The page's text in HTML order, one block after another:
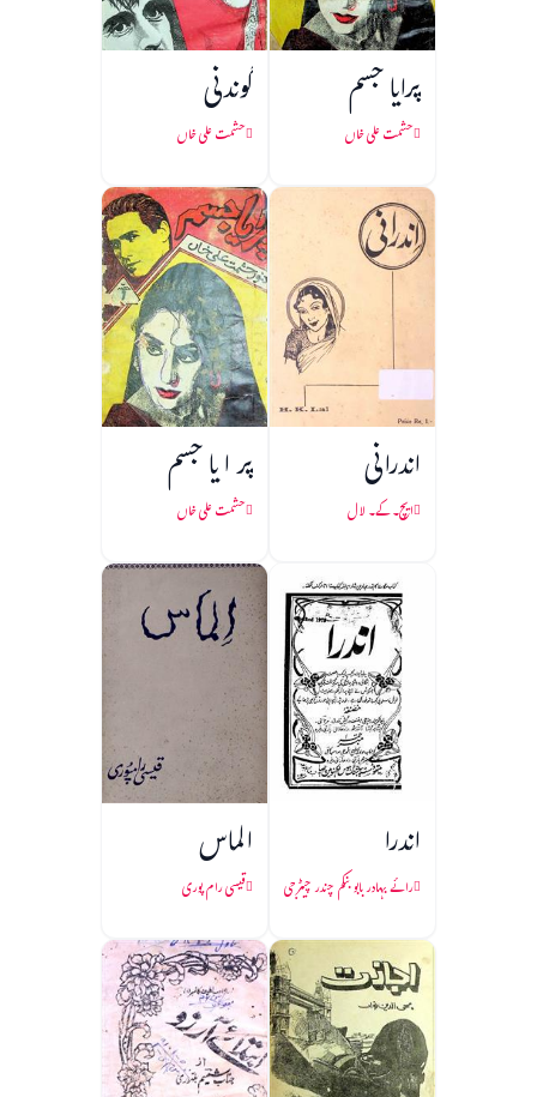
پرایا جسم
حشمت علی خاں
گوندنی
حشمت علی خاں
اندرانی
ایچ۔ کے۔ لال
پر ا یا جسم
حشمت علی خاں
اندرا
رائے بہادر بابو بنکم چندر چیٹرجی
الماس
قیسی رام پوری